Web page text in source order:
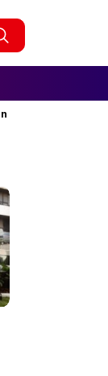
Tak Lagi Kesulitan